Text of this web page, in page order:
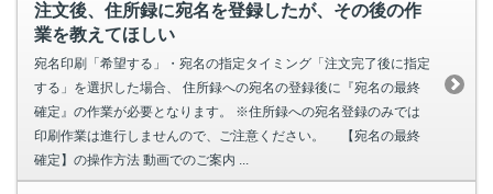
注文後、住所録に宛名を登録したが、その後の作
業を教えてほしい
宛名印刷「希望する」・宛名の指定タイミング「注文完了後に指定
する」を選択した場合、 住所録への宛名の登録後に『宛名の最終
確定』の作業が必要となります。 ※住所録への宛名登録のみでは
印刷作業は進行しませんので、ご注意ください。 【宛名の最終
確定】の操作方法 動画でのご案内 ...